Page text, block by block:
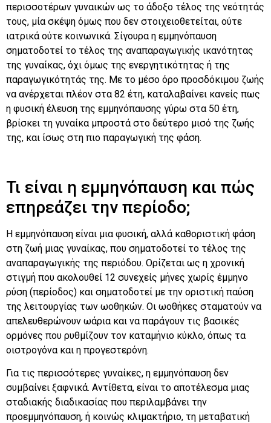
περισσοτέρων γυναικών ως το άδοξο τέλος της νεότητάς
τους, μία σκέψη όμως που δεν στοιχειοθετείται, ούτε
ιατρικά ούτε κοινωνικά. Σίγουρα η εμμηνόπαυση
σηματοδοτεί το τέλος της αναπαραγωγικής ικανότητας
της γυναίκας, όχι όμως της ενεργητικότητας ή της
παραγωγικότητάς της. Με το μέσο όρο προσδόκιμου ζωής
να ανέρχεται πλέον στα 82 έτη, καταλαβαίνει κανείς πως
η φυσική έλευση της εμμηνόπαυσης γύρω στα 50 έτη,
βρίσκει τη γυναίκα μπροστά στο δεύτερο μισό της ζωής
της, και ίσως στη πιο παραγωγική της φάση.
Τι είναι η εμμηνόπαυση και πώς
επηρεάζει την περίοδο;
Η εμμηνόπαυση είναι μια φυσική, αλλά καθοριστική φάση
στη ζωή μιας γυναίκας, που σηματοδοτεί το τέλος της
αναπαραγωγικής της περιόδου. Ορίζεται ως η χρονική
στιγμή που ακολουθεί 12 συνεχείς μήνες χωρίς έμμηνο
ρύση (περίοδος) και σηματοδοτεί με την οριστική παύση
της λειτουργίας των ωοθηκών. Οι ωοθήκες σταματούν να
απελευθερώνουν ωάρια και να παράγουν τις βασικές
ορμόνες που ρυθμίζουν τον καταμήνιο κύκλο, όπως τα
οιστρογόνα και η προγεστερόνη.
Για τις περισσότερες γυναίκες, η εμμηνόπαυση δεν
συμβαίνει ξαφνικά. Αντίθετα, είναι το αποτέλεσμα μιας
σταδιακής διαδικασίας που περιλαμβάνει την
προεμμηνόπαυση, ή κοινώς κλιμακτήριο, τη μεταβατική